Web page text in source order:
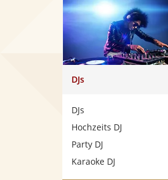
DJs
DJs
Hochzeits DJ
Party DJ
Karaoke DJ